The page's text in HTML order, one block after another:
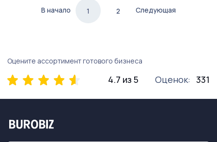
В начало 1 2 Следующая
Оцените ассортимент готового бизнеса
4.7 из 5 Оценок: 331